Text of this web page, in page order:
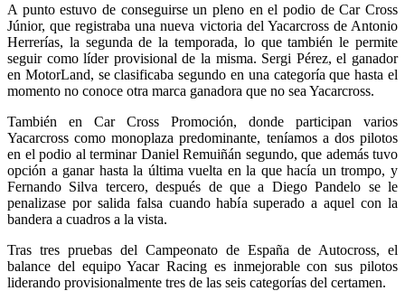
A punto estuvo de conseguirse un pleno en el podio de Car Cross
Júnior, que registraba una nueva victoria del Yacarcross de Antonio
Herrerías, la segunda de la temporada, lo que también le permite
seguir como líder provisional de la misma. Sergi Pérez, el ganador
en MotorLand, se clasificaba segundo en una categoría que hasta el
momento no conoce otra marca ganadora que no sea Yacarcross.
También en Car Cross Promoción, donde participan varios
Yacarcross como monoplaza predominante, teníamos a dos pilotos
en el podio al terminar Daniel Remuiñán segundo, que además tuvo
opción a ganar hasta la última vuelta en la que hacía un trompo, y
Fernando Silva tercero, después de que a Diego Pandelo se le
penalizase por salida falsa cuando había superado a aquel con la
bandera a cuadros a la vista.
Tras tres pruebas del Campeonato de España de Autocross, el
balance del equipo Yacar Racing es inmejorable con sus pilotos
liderando provisionalmente tres de las seis categorías del certamen.